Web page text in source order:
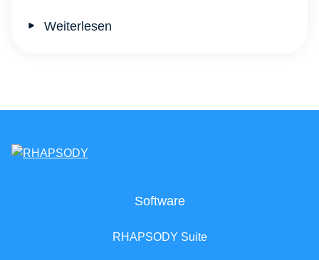
Weiterlesen
Software
RHAPSODY Suite